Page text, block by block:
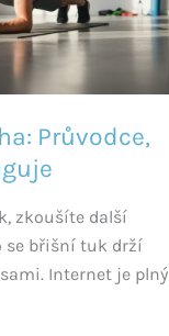
Průvodce,
zkoušíte další
se břišní tuk drží
Internet je plný